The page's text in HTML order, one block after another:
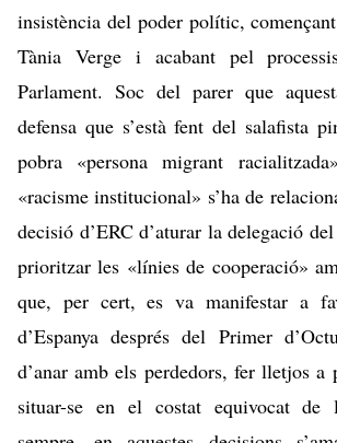
insistència del poder polític,
Tània Verge i acabant pel
Parlament. Soc del parer que
defensa que s’està fent del salafista
pobra «persona migrant
«racisme institucional» s’ha de
decisió d’ERC d’aturar la delegació
prioritzar les «línies de cooperació»
que, per cert,es va manifestar a
d’Espanya després del Primer
d’anar amb els perdedors, fer lletjos a
situar-se en el costat equivocat